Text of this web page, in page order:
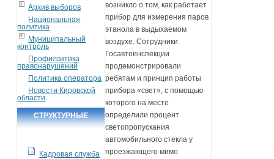
Архив выборов
Национальная
политика
Муниципальный
контроль
Профилактика
правонарушений
Политика оператора
Новости Кировской
области
СТРУКТУРНЫЕ
Кадровая служба
возникло о том, как работает
прибор для измерения паров
этанола в выдыхаемом
воздухе. Сотрудники
Госавтоинспекции
продемонстрировали
ребятам и принцип работы
прибора «свет», с помощью
которого на месте
определили процент
светопропускания
автомобильного стекла у
проезжающего мимо